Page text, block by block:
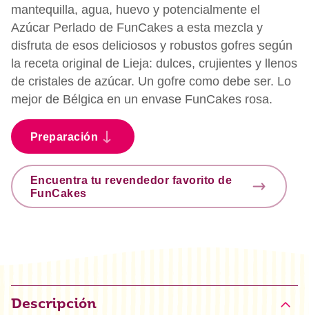
mantequilla, agua, huevo y potencialmente el
Azúcar Perlado de FunCakes a esta mezcla y
disfruta de esos deliciosos y robustos gofres según
la receta original de Lieja: dulces, crujientes y llenos
de cristales de azúcar. Un gofre como debe ser. Lo
mejor de Bélgica en un envase FunCakes rosa.
Preparación
Encuentra tu revendedor favorito de
FunCakes
Descripción